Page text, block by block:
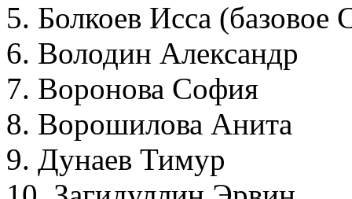
5. Болкоев Исса
6. Володин Александр
7. Воронова София
8. Ворошилова Анита
9. Дунаев Тимур